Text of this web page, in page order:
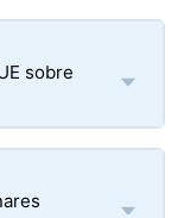
sobre